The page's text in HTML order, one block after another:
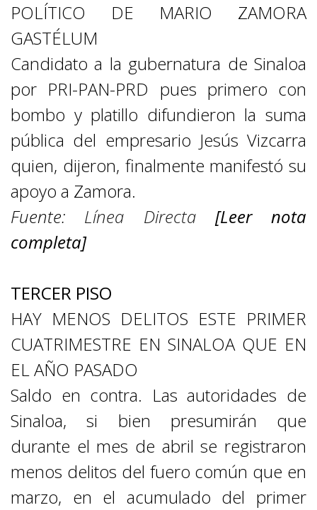
POLÍTICO DE MARIO ZAMORA
GASTÉLUM
Candidato a la gubernatura de Sinaloa
por PRI-PAN-PRD pues primero con
bombo y platillo difundieron la suma
pública del empresario Jesús Vizcarra
quien, dijeron, finalmente manifestó su
apoyo a Zamora.
Fuente: Línea Directa [Leer nota
completa]
TERCER PISO
HAY MENOS DELITOS ESTE PRIMER
CUATRIMESTRE EN SINALOA QUE EN
EL AÑO PASADO
Saldo en contra. Las autoridades de
Sinaloa, si bien presumirán que
durante el mes de abril se registraron
menos delitos del fuero común que en
marzo, en el acumulado del primer